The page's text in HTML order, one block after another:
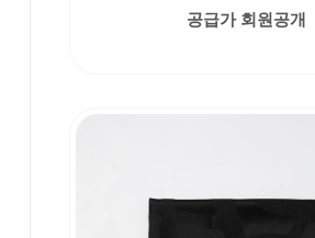
공급가 회원공개